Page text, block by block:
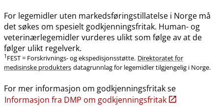
For legemidler uten markedsføringstillatelse i Norge må
det søkes om spesielt godkjenningsfritak. Human- og
veterinærlegemidler vurderes ulikt som følge av at de
følger ulikt regelverk.
1 FEST = Forskrivnings- og ekspedisjonsstøtte. Direktoratet for
medisinske produkters datagrunnlag for legemidler tilgjengelig i Norge.
For mer informasjon om godkjenningsfritak se
Informasjon fra DMP om godkjenningsfritak